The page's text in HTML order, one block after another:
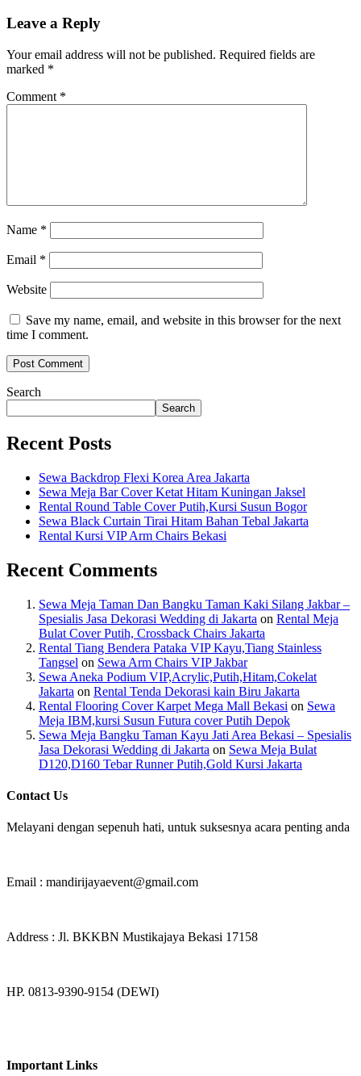
Leave a Reply
Your email address will not be published. Required fields are
marked *
Comment *
Name *
Email *
Website
Save my name, email, and website in this browser for the next
time I comment.
Search
Search
Recent Posts
Sewa Backdrop Flexi Korea Area Jakarta
Sewa Meja Bar Cover Ketat Hitam Kuningan Jaksel
Rental Round Table Cover Putih,Kursi Susun Bogor
Sewa Black Curtain Tirai Hitam Bahan Tebal Jakarta
Rental Kursi VIP Arm Chairs Bekasi
Recent Comments
Sewa Meja Taman Dan Bangku Taman Kaki Silang Jakbar –
Spesialis Jasa Dekorasi Wedding di Jakarta on Rental Meja
Bulat Cover Putih, Crossback Chairs Jakarta
Rental Tiang Bendera Pataka VIP Kayu,Tiang Stainless
Tangsel on Sewa Arm Chairs VIP Jakbar
Sewa Aneka Podium VIP,Acrylic,Putih,Hitam,Cokelat
Jakarta on Rental Tenda Dekorasi kain Biru Jakarta
Rental Flooring Cover Karpet Mega Mall Bekasi on Sewa
Meja IBM,kursi Susun Futura cover Putih Depok
Sewa Meja Bangku Taman Kayu Jati Area Bekasi – Spesialis
Jasa Dekorasi Wedding di Jakarta on Sewa Meja Bulat
D120,D160 Tebar Runner Putih,Gold Kursi Jakarta
Contact Us
Melayani dengan sepenuh hati, untuk suksesnya acara penting anda
Email : mandirijayaevent@gmail.com
Address : Jl. BKKBN Mustikajaya Bekasi 17158
HP. 0813-9390-9154 (DEWI)
Important Links